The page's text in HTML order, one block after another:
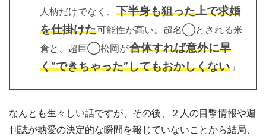
人柄だけでなく、 下半身も狙った上で求婚
を仕掛けた可能性が高い。超名◯とされる米
倉と、超巨◯松岡が合体すれば意外に早
く“できちゃった”してもおかしくない 」
なんとも生々しい話ですが、その後、２人の目撃情報や週
刊誌が熱愛の決定的な瞬間を報じていないことから結局、